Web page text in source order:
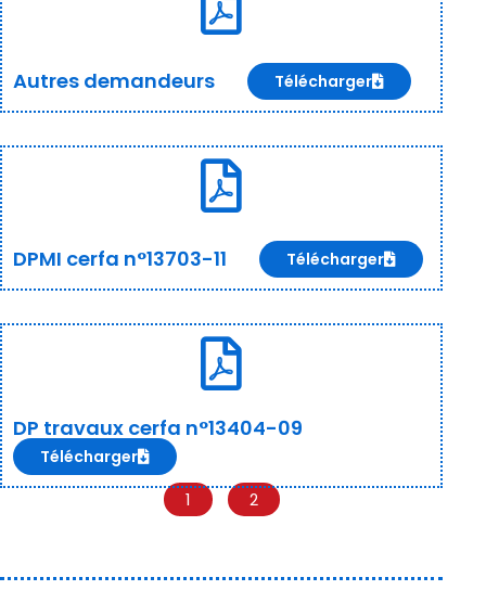
Autres demandeurs Télécharger
DPMI cerfa n°13703-11 Télécharger
DP travaux cerfa n°13404-09
Télécharger
1 2